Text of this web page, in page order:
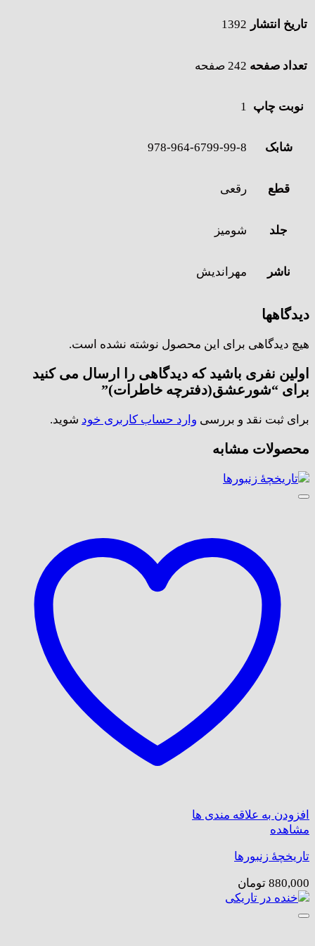
تاریخ انتشار 1392
تعداد صفحه 242 صفحه
نوبت چاپ 1
شابک 978-964-6799-99-8
قطع رقعی
جلد شومیز
ناشر مهراندیش
دیدگاهها
هیچ دیدگاهی برای این محصول نوشته نشده است.
اولین نفری باشید که دیدگاهی را ارسال می کنید
برای “شورعشق(دفترچه خاطرات)”
برای ثبت نقد و بررسی وارد حساب کاربری خود شوید.
محصولات مشابه
افزودن به علاقه مندی ها
مشاهده
تاریخچهٔ زنبورها
880,000 تومان